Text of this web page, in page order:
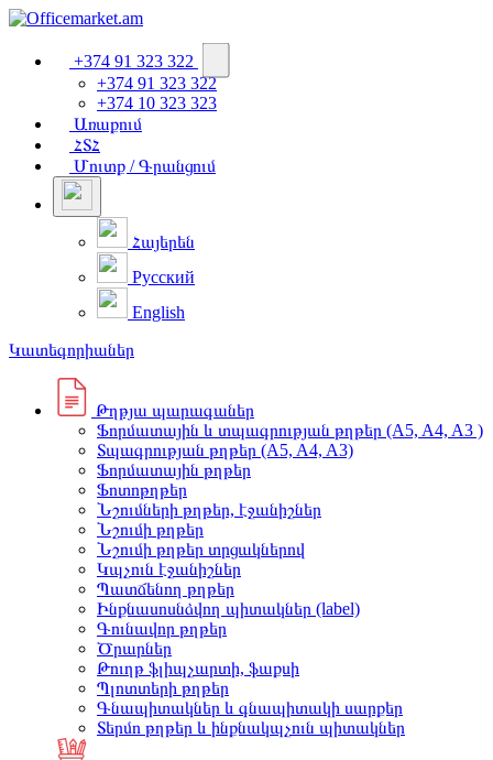
+374 91 323 322
+374 91 323 322
+374 10 323 323
Առաքում
ՀՏՀ
Մուտք / Գրանցում
Հայերեն
Русский
English
Կատեգորիաներ
Թղթյա պարագաներ
Ֆորմատային և տպագրության թղթեր (A5, A4, A3 )
Տպագրության թղթեր (A5, A4, A3)
Ֆորմատային թղթեր
Ֆոտոթղթեր
Նշումների թղթեր, էջանիշներ
Նշումի թղթեր
Նշումի թղթեր տրցակներով
Կպչուն էջանիշներ
Պատճենող թղթեր
Ինքնասոսնձվող պիտակներ (label)
Գունավոր թղթեր
Ծրարներ
Թուղթ ֆլիպչարտի, ֆաքսի
Պլոտտերի թղթեր
Գնապիտակներ և գնապիտակի սարքեր
Տերմո թղթեր և ինքնակպչուն պիտակներ